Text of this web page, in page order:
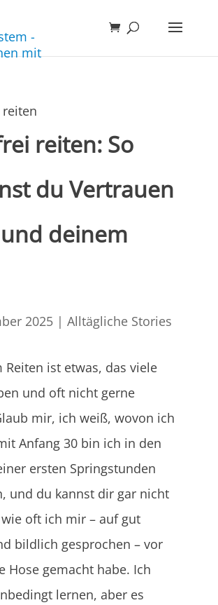
reiten: So
du Vertrauen
deinem
2025| Alltägliche Stories
Reiten ist etwas, das viele
und oft nicht gerne
mir, ich weiß, wovon ich
Anfang 30 bin ich in den
ersten Springstunden
und du kannst dir gar nicht
oft ich mir – auf gut
bildlich gesprochen – vor
Hose gemacht habe. Ich
lernen, aber es